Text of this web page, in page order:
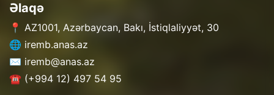
Əlaqə
📍 AZ1001, Azərbaycan, Bakı, İstiqlaliyyət, 30
🌐 iremb.anas.az
✉️ iremb@anas.az
☎️ (+994 12) 497 54 95